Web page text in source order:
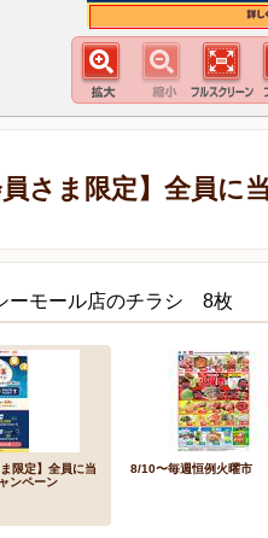
員さま限定】全員
ーモール店のチラシ 8枚
限定】全員に当
ンペーン
8/10〜毎週恒例火曜市